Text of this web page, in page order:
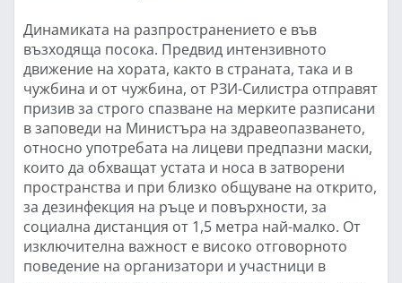
Динамиката на разпространението е във
възходяща посока. Предвид интензивното
движение на хората, както в страната, така и в
чужбина и от чужбина, от РЗИ-Силистра отправят
призив за строго спазване на мерките разписани
в заповеди на Министъра на здравеопазването,
относно употребата на лицеви предпазни маски,
които да обхващат устата и носа в затворени
пространства и при близко общуване на открито,
за дезинфекция на ръце и повърхности, за
социална дистанция от 1,5 метра най-малко. От
изключителна важност е високо отговорното
поведение на организатори и участници в